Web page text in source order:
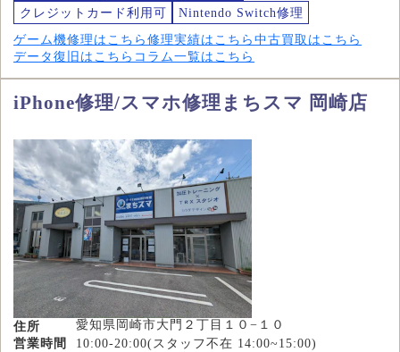
クレジットカード利用可
Nintendo Switch修理
ゲーム機修理はこちら 修理実績はこちら 中古買取はこちら
データ復旧はこちら コラム一覧はこちら
iPhone修理/スマホ修理まちスマ 岡崎店
住所
愛知県岡崎市大門２丁目１０−１０
営業時間
10:00-20:00(スタッフ不在 14:00~15:00)